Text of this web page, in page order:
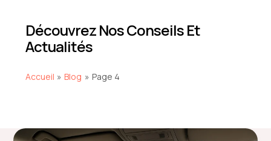
Découvrez Nos Conseils Et
Actualités
Accueil Blog Page 4